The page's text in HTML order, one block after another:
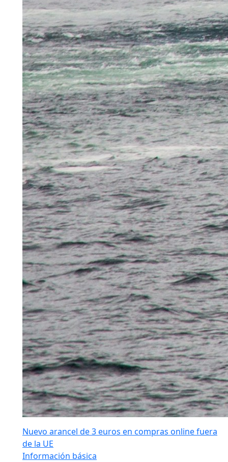
Nuevo arancel de 3 euros en compras online fuera
de la UE
Información básica